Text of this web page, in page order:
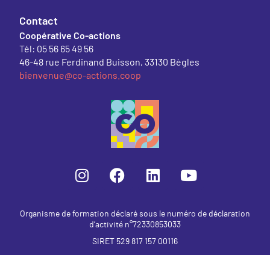
Contact
Coopérative Co-actions
Tél: 05 56 65 49 56
46-48 rue Ferdinand Buisson, 33130 Bègles
bienvenue@co-actions.coop
Organisme de formation déclaré sous le numéro de déclaration
d’activité n°72330853033
SIRET 529 817 157 00116